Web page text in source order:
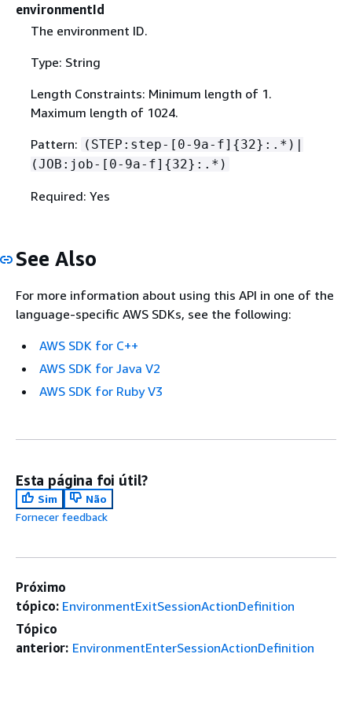
environmentId
The environment ID.
Type: String
Length Constraints: Minimum length of 1.
Maximum length of 1024.
Pattern: (STEP:step-[0-9a-f] {32}:.*)|
(JOB:job-[0-9a-f] {32}:.*)
Required: Yes
See Also
For more information about using this API in one of the
language-specific AWS SDKs, see the following:
AWS SDK for C++
AWS SDK for Java V2
AWS SDK for Ruby V3
Esta página foi útil?
Sim
Não
Fornecer feedback
Próximo
tópico: EnvironmentExitSessionActionDefinition
Tópico
anterior: EnvironmentEnterSessionActionDefinition